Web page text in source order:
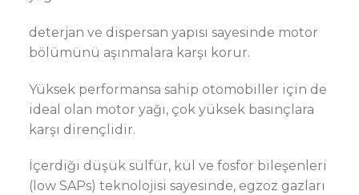
deterjan ve dispersan yapısı sayesinde motor
bölümünü aşınmalara karşı korur.
Yüksek performansa sahip otomobiller için de
ideal olan motor yağı, çok yüksek basınçlara
karşı dirençlidir.
İçerdiği düşük sülfür, kül ve fosfor bileşenleri
(low SAPs) teknolojisi sayesinde, egzoz gazları